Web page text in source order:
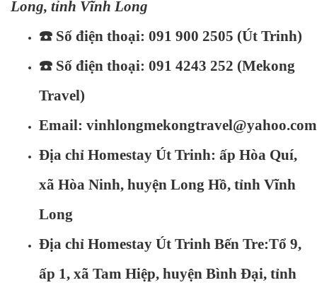
Long, tỉnh Vĩnh Long
☎️ Số điện thoại: 091 900 2505 (Út Trinh)
☎️ Số điện thoại: 091 4243 252 (Mekong
Travel)
Email: vinhlongmekongtravel@yahoo.com
Địa chỉ Homestay Út Trinh: ấp Hòa Quí,
xã Hòa Ninh, huyện Long Hồ, tỉnh Vĩnh
Long
Địa chỉ Homestay Út Trinh Bến Tre:Tổ 9,
ấp 1, xã Tam Hiệp, huyện Bình Đại, tỉnh